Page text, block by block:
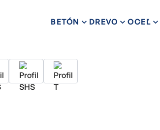
BETÓN DREVO OCEĽ